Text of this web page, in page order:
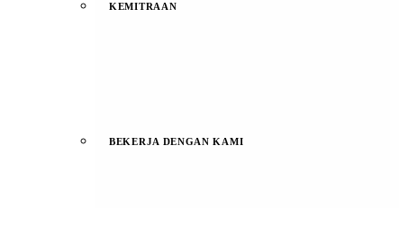
KEMITRAAN
BEKERJA DENGAN KAMI